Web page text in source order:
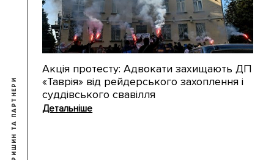
Акція протесту: Адвокати захищають ДП
«Таврія» від рейдерського захоплення і
суддівського свавілля
Детальніше